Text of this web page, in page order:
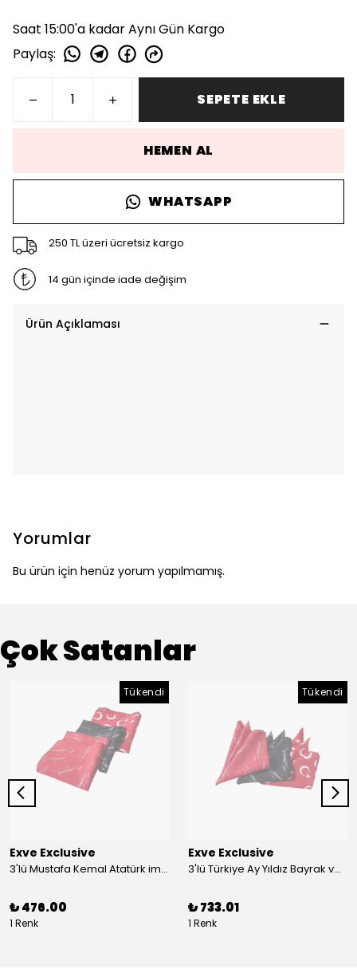
Saat 15:00'a kadar Aynı Gün Kargo
Paylaş:
SEPETE EKLE
HEMEN AL
WHATSAPP
250 TL üzeri ücretsiz kargo
14 gün içinde iade değişim
Ürün Açıklaması
Yorumlar
Bu ürün için henüz yorum yapılmamış.
Çok Satanlar
Tükendi
Exve Exclusive
3'lü Mustafa Kemal Atatürk imzalı ve Türkiye Ay Yıldız Bayraklı Kadın Fular Seti
₺ 476.00
1 Renk
Tükendi
Exve Exclusive
3'lü Türkiye Ay Yıldız Bayrak ve Mustafa Kemal Atatürk imzalı Kırmızı Siyah Yaka Mendili Seti
₺ 733.01
1 Renk